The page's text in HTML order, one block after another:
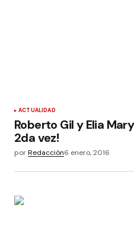
ACTUALIDAD
Roberto Gil y Elia
2da vez!
porRedacción6 enero, 2016